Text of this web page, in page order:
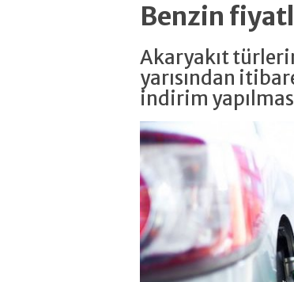
Benzin
Akaryakıt
yarısından
indirim